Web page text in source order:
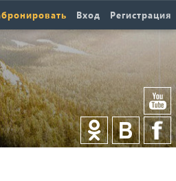
Вход Регистрация